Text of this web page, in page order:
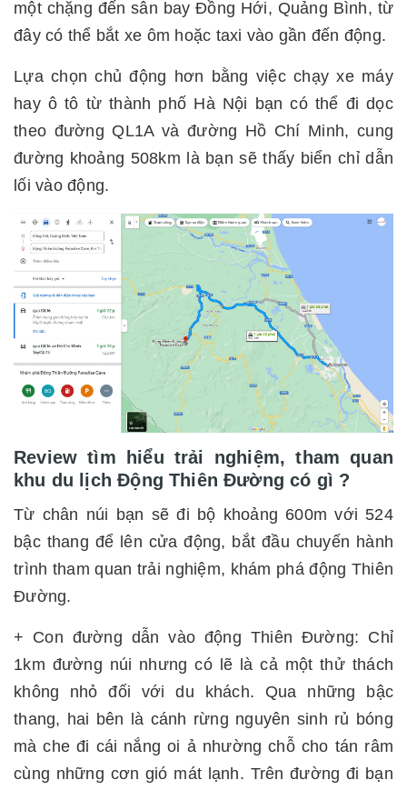
một chặng đến sân bay Đồng Hới, Quảng Bình, từ
đây có thể bắt xe ôm hoặc taxi vào gần đến động.
Lựa chọn chủ động hơn bằng việc chạy xe máy
hay ô tô từ thành phố Hà Nội bạn có thể đi dọc
theo đường QL1A và đường Hồ Chí Minh, cung
đường khoảng 508km là bạn sẽ thấy biển chỉ dẫn
lối vào động.
Review tìm hiểu trải nghiệm, tham quan
khu du lịch Động Thiên Đường có gì ?
Từ chân núi bạn sẽ đi bộ khoảng 600m với 524
bậc thang để lên cửa động, bắt đầu chuyến hành
trình tham quan trải nghiệm, khám phá động Thiên
Đường.
+ Con đường dẫn vào động Thiên Đường: Chỉ
1km đường núi nhưng có lẽ là cả một thử thách
không nhỏ đối với du khách. Qua những bậc
thang, hai bên là cánh rừng nguyên sinh rủ bóng
mà che đi cái nắng oi ả nhường chỗ cho tán râm
cùng những cơn gió mát lạnh. Trên đường đi bạn